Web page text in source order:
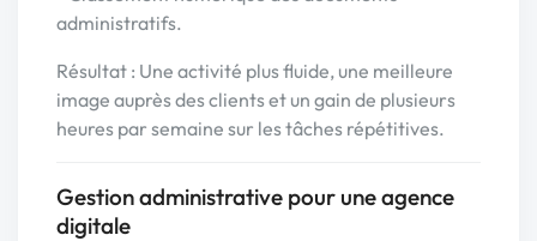
administratifs.
Résultat : Une activité plus fluide, une meilleure
image auprès des clients et un gain de plusieurs
heures par semaine sur les tâches répétitives.
Gestion administrative pour une agence
digitale